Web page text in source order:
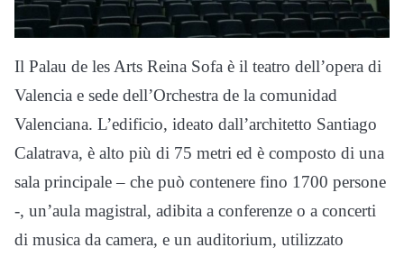
Il Palau de les Arts Reina Sofa è il teatro dell’opera di
Valencia e sede dell’Orchestra de la comunidad
Valenciana. L’edificio, ideato dall’architetto Santiago
Calatrava, è alto più di 75 metri ed è composto di una
sala principale – che può contenere fino 1700 persone
-, un’aula magistral, adibita a conferenze o a concerti
di musica da camera, e un auditorium, utilizzato